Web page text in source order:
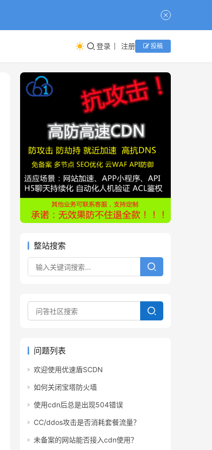
登录 注册 投稿
整站搜索
问题列表
欢迎使用优速盾SCDN
如何关闭宝塔防火墙
使用cdn后总是出现504错误
CC/ddos攻击是否消耗套餐流量？
未备案的网站能否接入cdn使用？